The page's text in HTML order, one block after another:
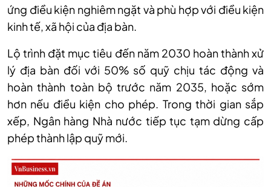
ứng điều kiện nghiêm ngặt và phù hợp với điều kiện
kinh tế, xã hội của địa bàn.
Lộ trình đặt mục tiêu đến năm 2030 hoàn thành xử
lý địa bàn đối với 50% số quỹ chịu tác động và
hoàn thành toàn bộ trước năm 2035, hoặc sớm
hơn nếu điều kiện cho phép. Trong thời gian sắp
xếp, Ngân hàng Nhà nước tiếp tục tạm dừng cấp
phép thành lập quỹ mới.